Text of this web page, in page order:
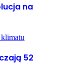
na
52